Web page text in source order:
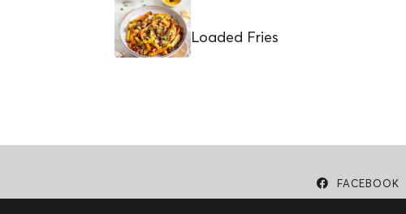
Loaded Fries
FACEBOOK